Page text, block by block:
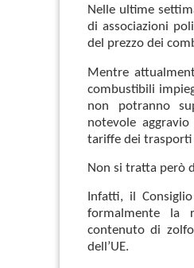
Nelle ultime
di associazioni
del prezzo dei
Mentre
combustibili
non potranno
notevole
tariffe dei trasporti
Non si tratta però
Infatti, il
formalmente la
contenuto di
dell’UE.